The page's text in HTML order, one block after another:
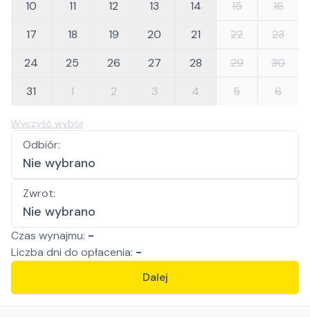
10
11 12 13 14 15
16
17
18 19 20 21 22
23
24
25 26 27 28 29
30
31
1 2 3 4 5 6
Wyczyść wybór
Odbiór:
Nie wybrano
Zwrot:
Nie wybrano
Czas wynajmu: -
Liczba dni do opłacenia: -
Dalej